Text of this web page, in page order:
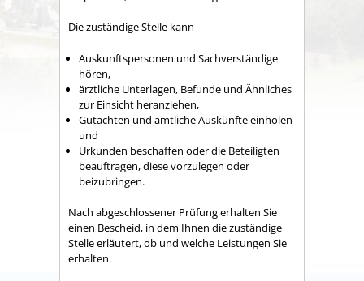
Die zuständige Stelle kann
Auskunftspersonen und Sachverständige
hören,
ärztliche Unterlagen, Befunde und Ähnliches
zur Einsicht heranziehen,
Gutachten und amtliche Auskünfte einholen
und
Urkunden beschaffen oder die Beteiligten
beauftragen, diese vorzulegen oder
beizubringen.
Nach abgeschlossener Prüfung erhalten Sie
einen Bescheid, in dem Ihnen die zuständige
Stelle erläutert, ob und welche Leistungen Sie
erhalten.